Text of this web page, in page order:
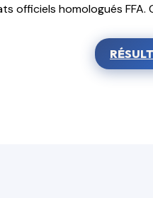
officiels homologués